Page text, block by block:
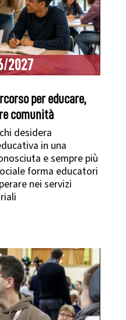
2027
per educare,
comunità
desidera
in una
e sempre più
forma educatori
nei servizi